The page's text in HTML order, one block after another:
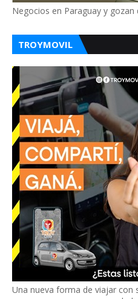
Negocios en Paraguay y gozan
TROYMOVIL
Una nueva forma de viajar con